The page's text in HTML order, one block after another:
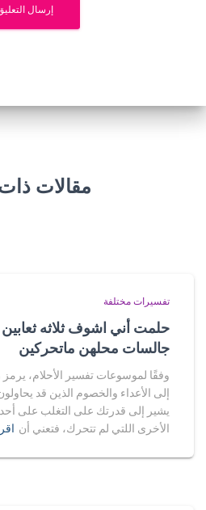
مقالات
تفسيرات مختلفة
حلمت أني اشوف ثلاثه ثعابين
جالسات محلهن ماتحركين
وفقًا لموسوعات تفسير الأحلام، يرمز
إلى الأعداء والخصوم الذين قد
يشير إلى قدرتك على التغلب على أحد
الأخرى اللتي لم تتحرك، فتعني أن